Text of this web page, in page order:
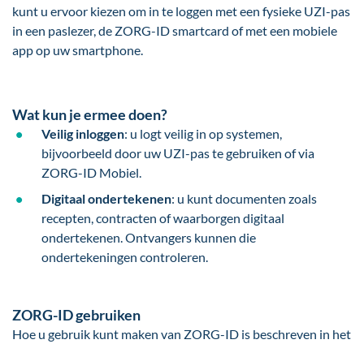
kunt u ervoor kiezen om in te loggen met een fysieke UZI-pas
in een paslezer, de ZORG-ID smartcard of met een mobiele
app op uw smartphone.
Wat kun je ermee doen?
Veilig inloggen: u logt veilig in op systemen,
bijvoorbeeld door uw UZI-pas te gebruiken of via
ZORG-ID Mobiel.
Digitaal ondertekenen: u kunt documenten zoals
recepten, contracten of waarborgen digitaal
ondertekenen. Ontvangers kunnen die
ondertekeningen controleren.
ZORG-ID gebruiken
Hoe u gebruik kunt maken van ZORG-ID is beschreven in het